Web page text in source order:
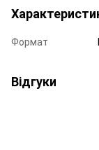
Формат
Відгуки